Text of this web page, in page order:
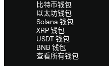
比特币钱包
以太坊钱包
Solana 钱包
XRP 钱包
USDT 钱包
BNB 钱包
查看所有钱包